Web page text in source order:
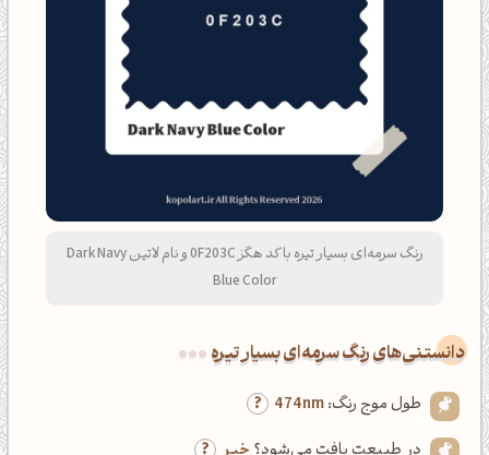
رنگ سرمه‌ای بسیار تیره با کد هگز 0F203C و نام لاتین Dark Navy
Blue Color
دانستنی‌های رنگ سرمه‌ای بسیار تیره
طول موج رنگ:474nm